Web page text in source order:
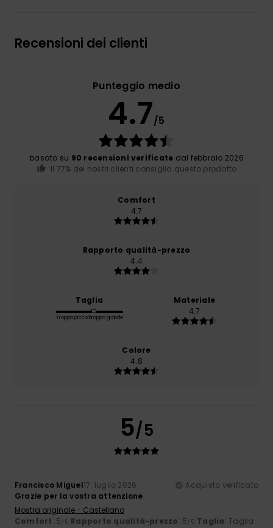
Recensioni dei clienti
Punteggio medio
4.7/5
basato su 90 recensioni verificate dal febbraio 2026
Il 77% dei nostri clienti consiglia questo prodotto
Comfort
4.7
Rapporto qualità-prezzo
4.4
Taglia
Troppo piccoloTroppo grande
Materiale
4.7
Colore
4.8
5/5
Francisco Miguel17. luglio 2026
Acquisto verificato
Grazie per la vostra attenzione
Mostra originale - Castellano
Comfort: 5/5 Rapporto qualità-prezzo: 5/5 Taglia: Taglia